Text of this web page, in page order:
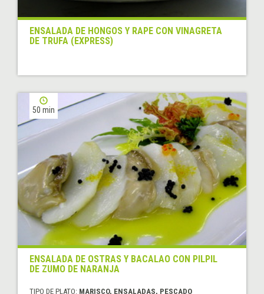
ENSALADA DE HONGOS Y RAPE CON VINAGRETA
DE TRUFA (EXPRESS)
50 min
ENSALADA DE OSTRAS Y BACALAO CON PILPIL
DE ZUMO DE NARANJA
TIPO DE PLATO: MARISCO, ENSALADAS, PESCADO